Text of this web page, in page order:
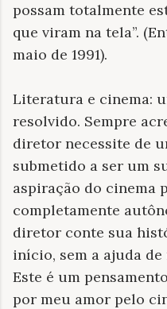
possam totalmente
que viram na tela”.
maio de 1991).
Literatura e cinema:
resolvido. Sempre
diretor necessite de
submetido a ser um
aspiração do cinema
completamente
diretor conte sua
início, sem a ajuda
Este é um
por meu amor pelo